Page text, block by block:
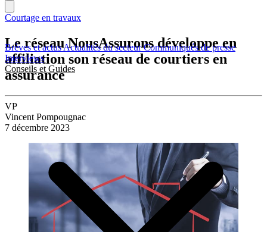
Brèves et actusActualités du secteurCommuniqués de presse
Interviews
Conseils et Guides
Courtage en travaux
Le réseau NousAssurons développe en
affiliation son réseau de courtiers en
assurance
VP
Vincent Pompougnac
7 décembre 2023